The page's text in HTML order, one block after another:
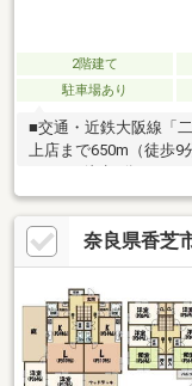
2階建て
駐車場あり
■交通・近鉄大阪線「
上店まで650m（徒歩
5分）・旭ヶ丘6号公園
1010m（徒歩13分）・
奈良県香芝